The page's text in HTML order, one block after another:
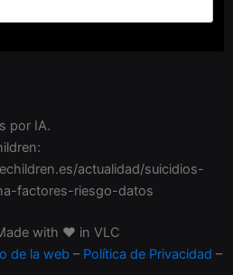
por IA.
actualidad/suicidios-
factores-riesgo-datos
with ♥️ in VLC
de la web – Política de Privacidad –